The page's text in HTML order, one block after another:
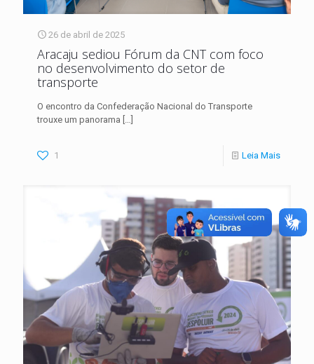
26 de abril de 2025
Aracaju sediou Fórum da CNT com foco
no desenvolvimento do setor de
transporte
O encontro da Confederação Nacional do Transporte
trouxe um panorama […]
1 Leia Mais